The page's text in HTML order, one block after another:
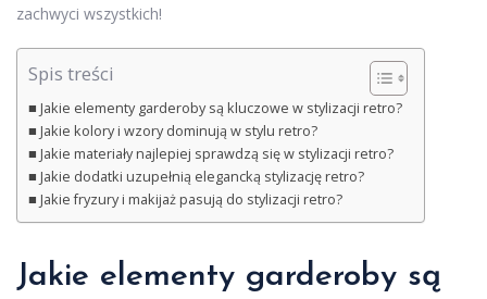
zachwyci wszystkich!
Spis treści
Jakie elementy garderoby są kluczowe w stylizacji retro?
Jakie kolory i wzory dominują w stylu retro?
Jakie materiały najlepiej sprawdzą się w stylizacji retro?
Jakie dodatki uzupełnią elegancką stylizację retro?
Jakie fryzury i makijaż pasują do stylizacji retro?
Jakie elementy garderoby są